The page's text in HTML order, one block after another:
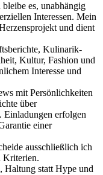
es, unabhängig
Interessen. Mein
und dient
Kulinarik-
Kultur, Fashion und
Interesse und
mit Persönlichkeiten
über
Einladungen erfolgen
einer
ausschließlich ich
Kriterien.
Haltung statt Hype und